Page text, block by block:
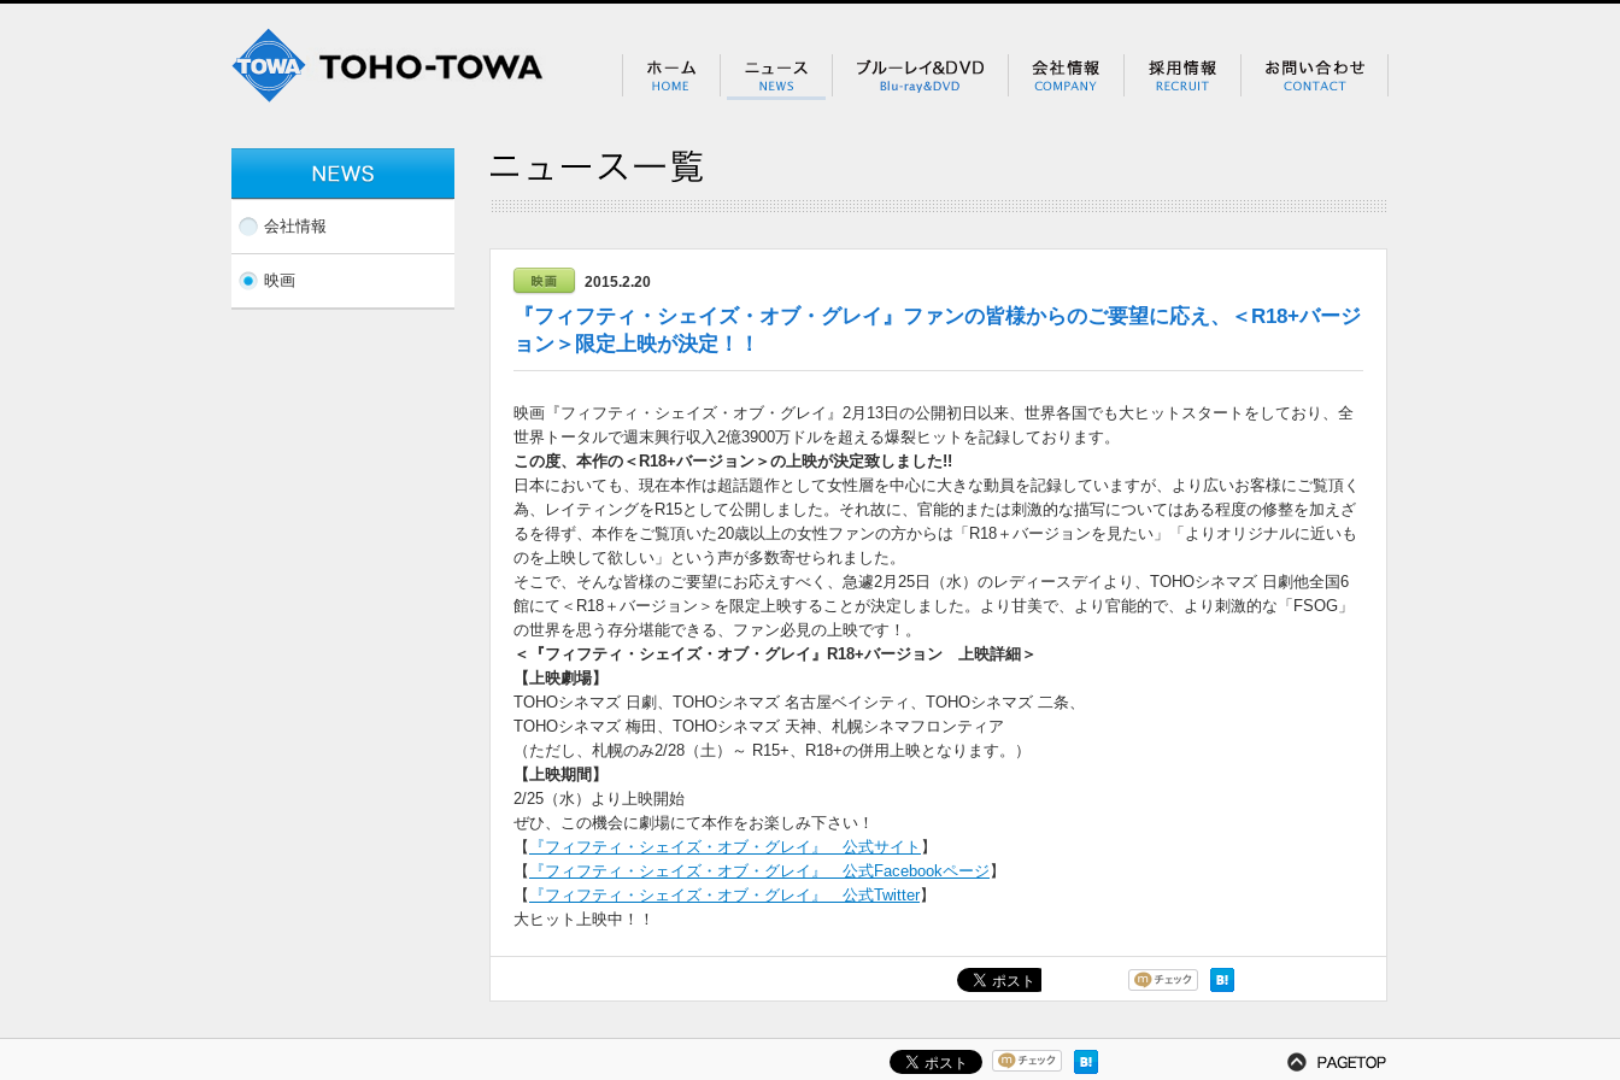
2015.2.20
『フィフティ・シェイズ・オブ・グレイ』ファンの皆様からのご要望に応え、＜R18+バージ
ョン＞限定上映が決定！！
映画『フィフティ・シェイズ・オブ・グレイ』2月13日の公開初日以来、世界各国でも大ヒットスタートをしており、全
世界トータルで週末興行収入2億3900万ドルを超える爆裂ヒットを記録しております。
この度、本作の＜R18+バージョン＞の上映が決定致しました!!
日本においても、現在本作は超話題作として女性層を中心に大きな動員を記録していますが、より広いお客様にご覧頂く
為、レイティングをR15として公開しました。それ故に、官能的または刺激的な描写についてはある程度の修整を加えざ
るを得ず、本作をご覧頂いた20歳以上の女性ファンの方からは「R18＋バージョンを見たい」「よりオリジナルに近いも
のを上映して欲しい」という声が多数寄せられました。
そこで、そんな皆様のご要望にお応えすべく、急遽2月25日（水）のレディースデイより、TOHOシネマズ 日劇他全国6
館にて＜R18＋バージョン＞を限定上映することが決定しました。より甘美で、より官能的で、より刺激的な「FSOG」
の世界を思う存分堪能できる、ファン必見の上映です！。
＜『フィフティ・シェイズ・オブ・グレイ』R18+バージョン 上映詳細＞
【上映劇場】
TOHOシネマズ 日劇、TOHOシネマズ 名古屋ベイシティ、TOHOシネマズ 二条、
TOHOシネマズ 梅田、TOHOシネマズ 天神、札幌シネマフロンティア
（ただし、札幌のみ2/28（土）～ R15+、R18+の併用上映となります。）
【上映期間】
2/25（水）より上映開始
ぜひ、この機会に劇場にて本作をお楽しみ下さい！
【
『フィフティ・シェイズ・オブ・グレイ』 公式サイト 】
【
『フィフティ・シェイズ・オブ・グレイ』 公式Facebookページ 】
【
『フィフティ・シェイズ・オブ・グレイ』 公式Twitter】
大ヒット上映中！！
会社情報
映画